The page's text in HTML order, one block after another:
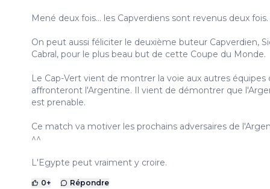
Mené deux fois... les Capverdiens sont revenus deux fois.
On peut aussi féliciter le deuxième buteur Capverdien,
Cabral, pour le plus beau but de cette Coupe du Monde.
Le Cap-Vert vient de montrer la voie aux autres équipes
affronteront l'Argentine. Il vient de démontrer que
est prenable.
Ce match va motiver les prochains adversaires de
^^
L'Egypte peut vraiment y croire.
0+ Répondre